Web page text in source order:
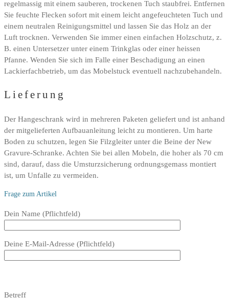
regelmassig mit einem sauberen, trockenen Tuch staubfrei. Entfernen
Sie feuchte Flecken sofort mit einem leicht angefeuchteten Tuch und
einem neutralen Reinigungsmittel und lassen Sie das Holz an der
Luft trocknen. Verwenden Sie immer einen einfachen Holzschutz, z.
B. einen Untersetzer unter einem Trinkglas oder einer heissen
Pfanne. Wenden Sie sich im Falle einer Beschadigung an einen
Lackierfachbetrieb, um das Mobelstuck eventuell nachzubehandeln.
Lieferung
Der Hangeschrank wird in mehreren Paketen geliefert und ist anhand
der mitgelieferten Aufbauanleitung leicht zu montieren. Um harte
Boden zu schutzen, legen Sie Filzgleiter unter die Beine der New
Gravure-Schranke. Achten Sie bei allen Mobeln, die hoher als 70 cm
sind, darauf, dass die Umsturzsicherung ordnungsgemass montiert
ist, um Unfalle zu vermeiden.
Frage zum Artikel
Bitte
Feld
leer.
Dein Name (Pflichtfeld)
Deine E-Mail-Adresse (Pflichtfeld)
Betreff